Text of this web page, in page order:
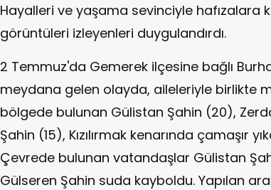
Hayalleri ve yaşama sevinciyle hafızalara
görüntüleri izleyenleri duygulandırdı.
2 Temmuz'da Gemerek ilçesine bağlı
meydana gelen olayda, aileleriyle birlikte
bölgede bulunan Gülistan Şahin (20),
Şahin (15), Kızılırmak kenarında çamaşır
Çevrede bulunan vatandaşlar Gülistan
Gülseren Şahin suda kayboldu. Yapılan